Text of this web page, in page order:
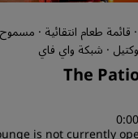
قائمة طعام انتقائية ·
· شبكة واي فاي
The
is not currently